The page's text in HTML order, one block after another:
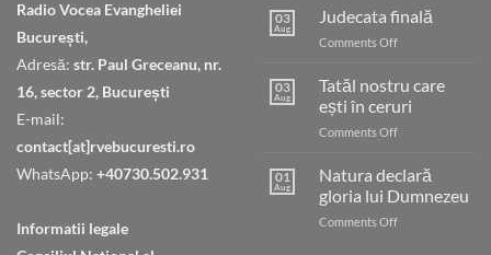
Radio Vocea Evangheliei
București,
Adresă: str. Paul Greceanu, nr.
16, sector 2, București
E-mail:
contact[at]rvebucuresti.ro
WhatsApp: +40730.502.931
Informatii legale
03
Aug
Judecata finală
Comments Offon
03
Aug
Tatăl nostru care
ești în ceruri
Comments Offon
nostru
ești
în
01
Aug
Natura declară
gloria lui Dumnezeu
Comments Offon